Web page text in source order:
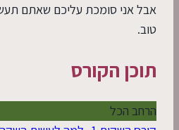
אבל אני סומכת עליכם שאתם
טוב.
תוכן הקורס
הרחב הכל